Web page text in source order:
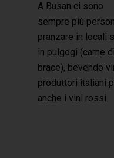
A Busan ci sono
sempre più
pranzare in locali
in pulgogi (carne
brace), bevendo
produttori italiani
anche i vini rossi.